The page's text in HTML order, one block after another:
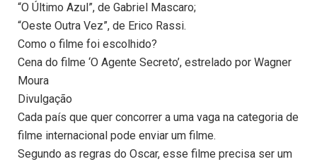
“O Último Azul”, de Gabriel Mascaro;
“Oeste Outra Vez”, de Erico Rassi.
Como o filme foi escolhido?
Cena do filme ‘O Agente Secreto’, estrelado por Wagner
Moura
Divulgação
Cada país que quer concorrer a uma vaga na categoria de
filme internacional pode enviar um filme.
Segundo as regras do Oscar, esse filme precisa ser um